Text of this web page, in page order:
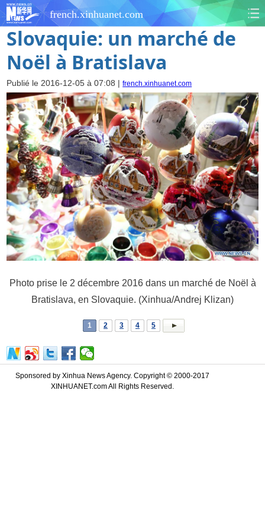
french.xinhuanet.com
Slovaquie: un marché de
Noël à Bratislava
Publié le 2016-12-05 à 07:08 |french.xinhuanet.com
Photo prise le 2 décembre 2016 dans un marché de Noël à
Bratislava, en Slovaquie. (Xinhua/Andrej Klizan)
1 2 3 4 5
Sponsored by Xinhua News Agency. Copyright © 2000-2017
XINHUANET.com All Rights Reserved.